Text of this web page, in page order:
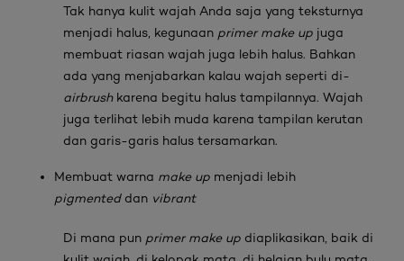
Tak hanya kulit wajah Anda saja yang teksturnya
menjadi halus, kegunaan primer make up juga
membuat riasan wajah juga lebih halus. Bahkan
ada yang menjabarkan kalau wajah seperti di-
airbrushkarena begitu halus tampilannya. Wajah
juga terlihat lebih muda karena tampilan kerutan
dan garis-garis halus tersamarkan.
Membuat warna make up menjadi lebih
pigmenteddan vibrant
Di mana pun primer make up diaplikasikan, baik di